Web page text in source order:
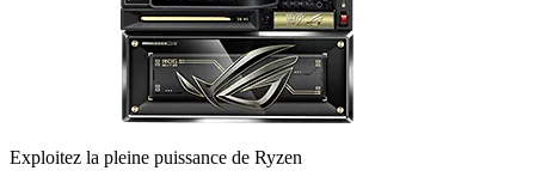
Exploitez la pleine puissance de Ryzen